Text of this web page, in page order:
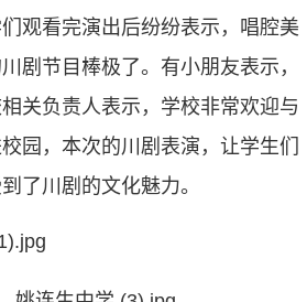
观看完演出后纷纷表示，唱腔美
剧节目棒极了。有小朋友表示，
关负责人表示，学校非常欢迎与
园，本次的川剧表演，让学生们
了川剧的文化魅力。